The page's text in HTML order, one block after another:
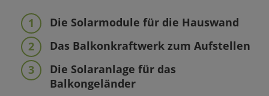
Die Solarmodule für die Hauswand
Das Balkonkraftwerk zum Aufstellen
Die Solaranlage für das
Balkongeländer